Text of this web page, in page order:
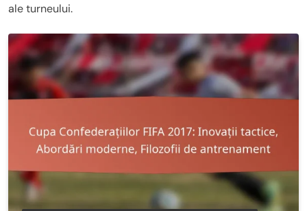
ale turneului.